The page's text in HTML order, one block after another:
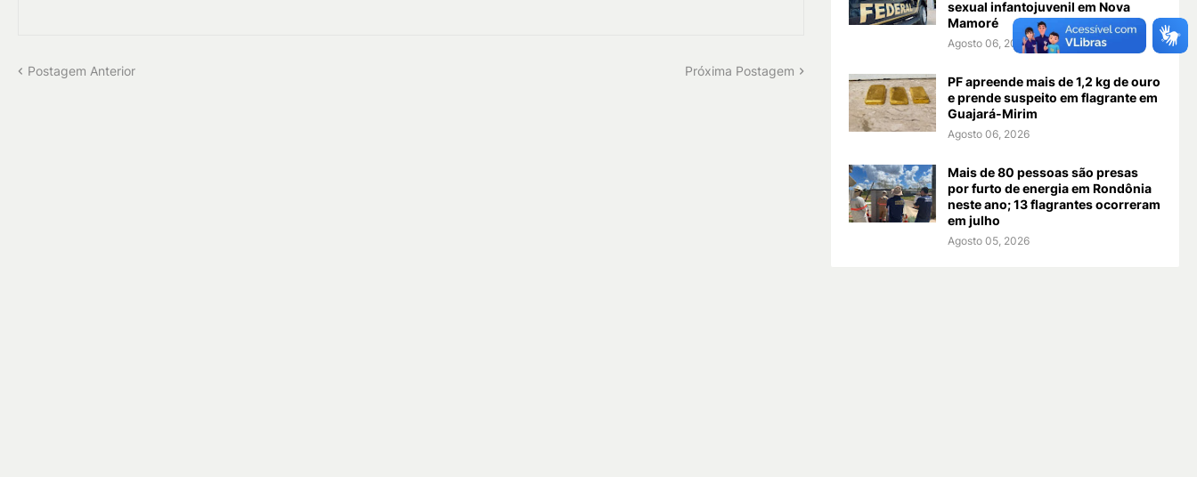
Postagem Anterior Próxima Postagem
sexual infantojuvenil em Nova
Mamoré
Agosto 06, 2026
PF apreende mais de 1,2 kg de ouro
e prende suspeito em flagrante em
Guajará-Mirim
Agosto 06, 2026
Mais de 80 pessoas são presas
por furto de energia em Rondônia
neste ano; 13 flagrantes ocorreram
em julho
Agosto 05, 2026